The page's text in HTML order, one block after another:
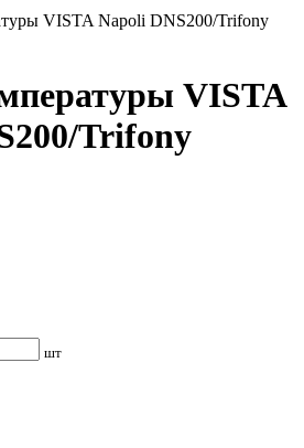
VISTA
Trifony
шт